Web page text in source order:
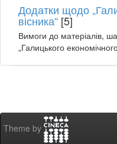
Додатки щодо
вісника“ [5]
Вимоги до матеріалів,
„Галицького
Theme by